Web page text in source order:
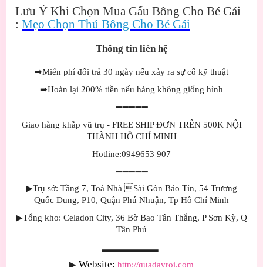
Lưu Ý Khi Chọn Mua Gấu Bông Cho Bé Gái
: Mẹo Chọn Thú Bông Cho Bé Gái
Thông tin liên hệ
➡Miễn phí đổi trả 30 ngày nếu xảy ra sự cố kỹ thuật
➡Hoàn lại 200% tiền nếu hàng không giống hình
➖➖➖➖➖
Giao hàng khắp vũ trụ - FREE SHIP ĐƠN TRÊN 500K NỘI
THÀNH HỒ CHÍ MINH
Hotline:0949653 907
➖➖➖➖➖
▶Trụ sở: Tầng 7, Toà Nhà Sài Gòn Bảo Tín, 54 Trương
Quốc Dung, P10, Quận Phú Nhuận, Tp Hồ Chí Minh
▶Tổng kho: Celadon City, 36 Bờ Bao Tân Thắng, P Sơn Kỳ, Q
Tân Phú
▶ Website: http://quadayroi.com